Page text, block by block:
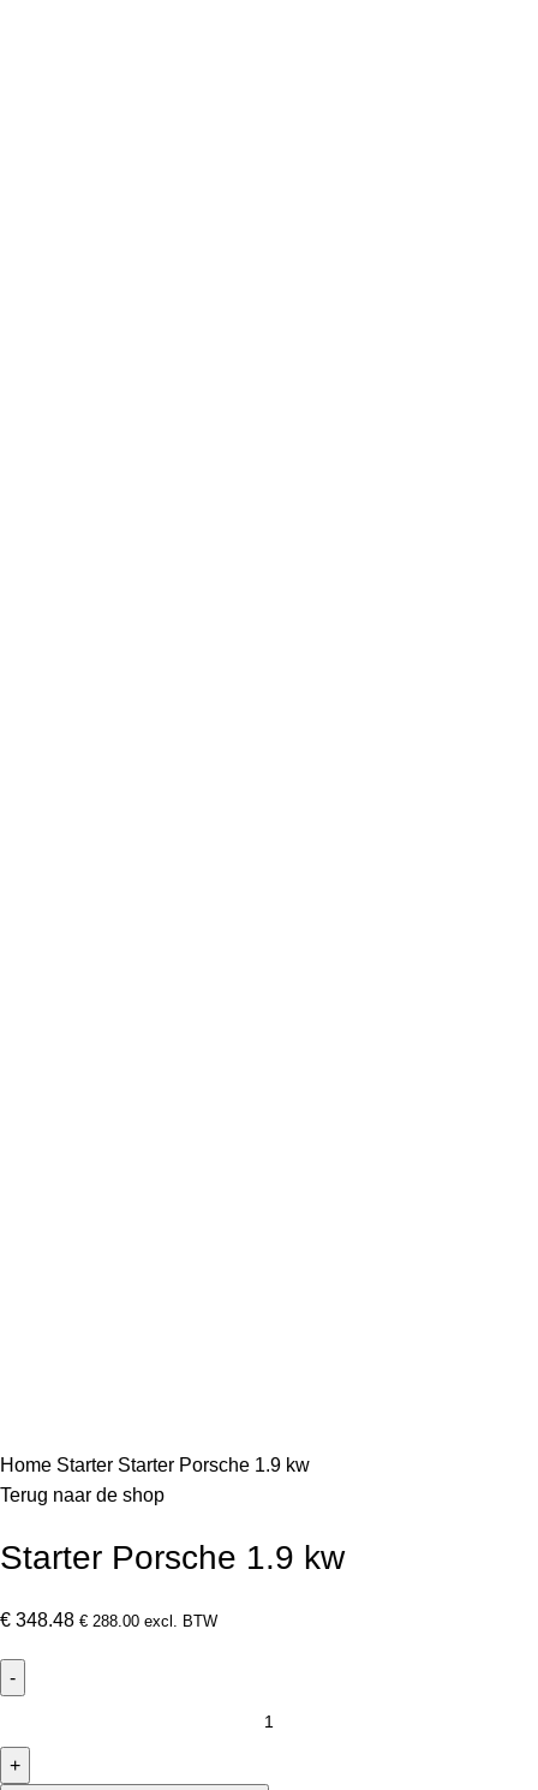
Home Starter Starter Porsche 1.9 kw
Terug naar de shop
Starter Porsche 1.9 kw
€ 348.48 € 288.00 excl. BTW